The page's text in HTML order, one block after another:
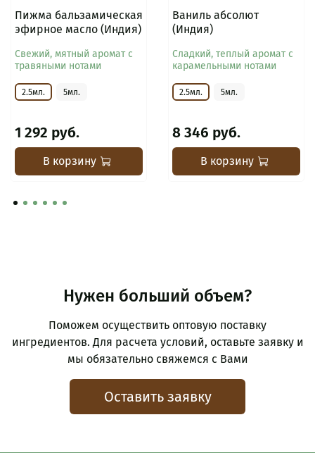
Пижма бальзамическая
эфирное масло (Индия)
Свежий, мятный аромат с
травяными нотами
2.5мл. 5мл.
1 292 руб.
В корзину
Ваниль абсолют
(Индия)
Сладкий, теплый аромат с
карамельными нотами
2.5мл. 5мл.
8 346 руб.
В корзину
Нужен больший объем?
Поможем осуществить оптовую поставку
ингредиентов. Для расчета условий, оставьте заявку и
мы обязательно свяжемся с Вами
Оставить заявку